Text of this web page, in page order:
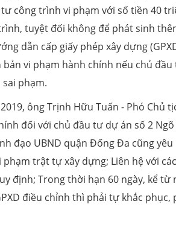
công trình vi phạm với số tiền 40
tuyệt đối không để phát sinh
dẫn cấp giấy phép xây dựng
bản vi phạm hành chính nếu chủ
phạm.
ông Trịnh Hữu Tuấn - Phó
đối với chủ đầu tư dự án số 2
đạo UBND quận Đống Đa cũng
trật tự xây dựng; Liên hệ với
định; Trong thời hạn 60 ngày, kể
điều chỉnh thì phải tự khắc phục,